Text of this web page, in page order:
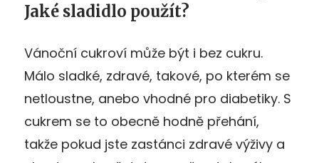
Jaké sladidlo použít?
Vánoční cukroví může být i bez cukru.
Málo sladké, zdravé, takové, po kterém se
netloustne, anebo vhodné pro diabetiky. S
cukrem se to obecně hodně přehání,
takže pokud jste zastánci zdravé výživy a